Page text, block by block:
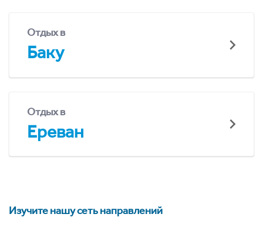
Отдых в
Баку
Отдых в
Ереван
Изучите нашу сеть направлений